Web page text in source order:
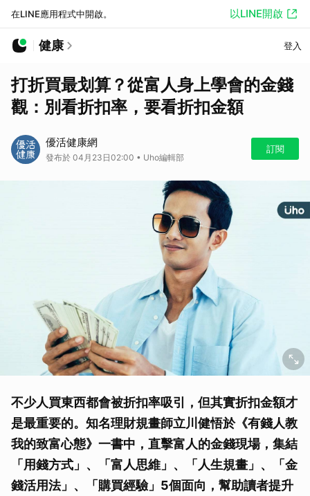
在LINE應用程式中開啟。 以LINE開啟
健康 登入
打折買最划算？從富人身上學會的金錢
觀：別看折扣率，要看折扣金額
優活健康網
發布於 04月23日02:00 • Uho編輯部
訂閱
不少人買東西都會被折扣率吸引，但其實折扣金額才
是最重要的。知名理財規畫師立川健悟於《有錢人教
我的致富心態》一書中，直擊富人的金錢現場，集結
「用錢方式」、「富人思維」、「人生規畫」、「金
錢活用法」、「購買經驗」5個面向，幫助讀者提升